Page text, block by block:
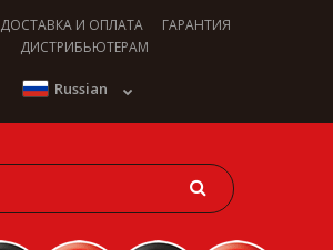
ДОСТАВКА И ОПЛАТА
ГАРАНТИЯ
ДИСТРИБЬЮТЕРАМ
Russian